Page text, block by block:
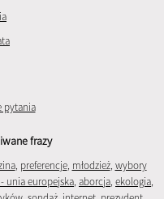
pytania
frazy
, preferencje, młodzież, wybory
unia europejska, aborcja, ekologia,